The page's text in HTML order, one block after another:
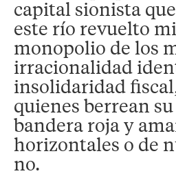
capital sionista
este río revuelto
monopolio de los
irracionalidad
insolidaridad
quienes berrean
bandera roja y
horizontales o de
no.